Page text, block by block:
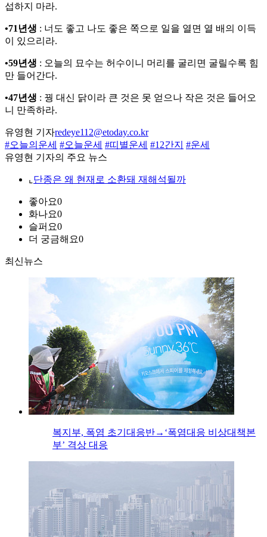
섭하지 마라.
•71년생 : 너도 좋고 나도 좋은 쪽으로 일을 열면 열 배의 이득
이 있으리라.
•59년생 : 오늘의 묘수는 허수이니 머리를 굴리면 굴릴수록 힘
만 들어간다.
•47년생 : 꿩 대신 닭이라 큰 것은 못 얻으나 작은 것은 들어오
니 만족하라.
유영현 기자redeye112@etoday.co.kr
#오늘의운세 #오늘운세 #띠별운세 #12간지 #운세
유영현 기자의 주요 뉴스
⌞ 단종은 왜 현재로 소환돼 재해석될까
좋아요0
화나요0
슬퍼요0
더 궁금해요0
최신뉴스
복지부, 폭염 초기대응반→‘폭염대응 비상대책본
부’ 격상 대응